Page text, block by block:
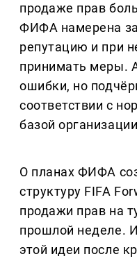
продаже прав
ФИФА намерена
репутацию и при
принимать меры.
ошибки, но
соответствии с
базой
О планах ФИФА
структуру FIFA
продажи прав на
прошлой неделе.
этой идеи после